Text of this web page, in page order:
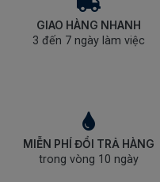
GIAO HÀNG NHANH
3 đến 7 ngày làm việc
MIỄN PHÍ ĐỔI TRẢ HÀNG
trong vòng 10 ngày